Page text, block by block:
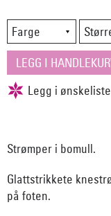
Strømper i bomull.
Glattstrikkete
på foten.